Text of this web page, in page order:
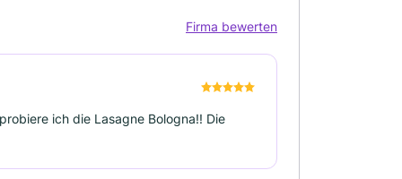
Firma bewerten
ich die Lasagne Bologna!! Die